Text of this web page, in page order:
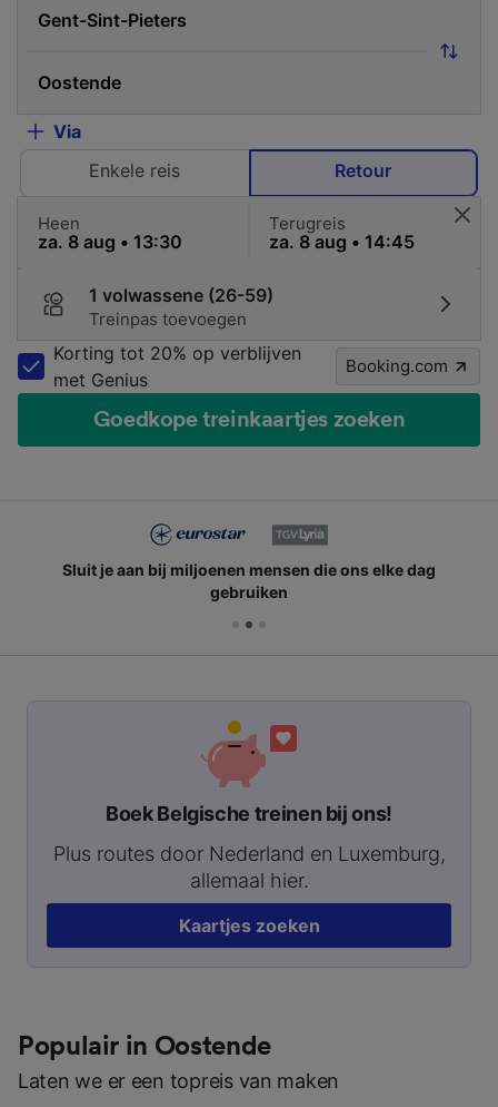
Via
Enkele reis
Retour
Heen Terugreis
1 volwassene (26-59)
Treinpas toevoegen
Korting tot 20% op verblijven
met Genius
Booking.com
Goedkope treinkaartjes zoeken
Sluit je aan bij miljoenen mensen die ons elke dag
gebruiken
Boek Belgische treinen bij ons!
Plus routes door Nederland en Luxemburg,
allemaal hier.
Kaartjes zoeken
Populair in Oostende
Laten we er een topreis van maken